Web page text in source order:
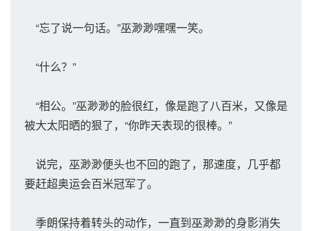
“忘了说一句话。”巫渺渺嘿嘿一笑。
“什么？”
“相公。”巫渺渺的脸很红，像是跑了八百米，又像是
被大太阳晒的狠了，“你昨天表现的很棒。”
说完，巫渺渺便头也不回的跑了，那速度，几乎都
要赶超奥运会百米冠军了。
季朗保持着转头的动作，一直到巫渺渺的身影消失